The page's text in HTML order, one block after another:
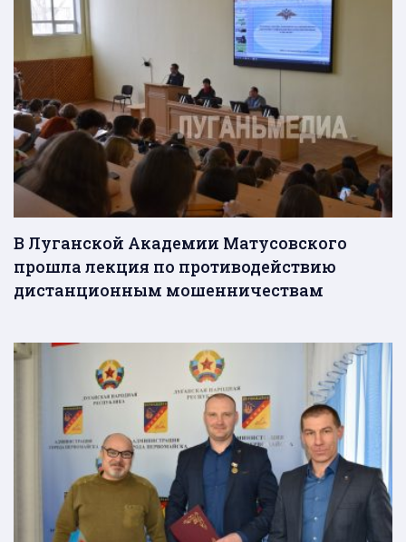
В Луганской Академии Матусовского
прошла лекция по противодействию
дистанционным мошенничествам